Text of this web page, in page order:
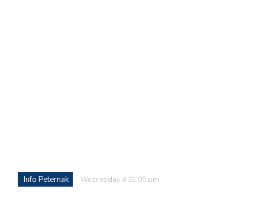
Info Peternak Wednesday 4:31:00 pm